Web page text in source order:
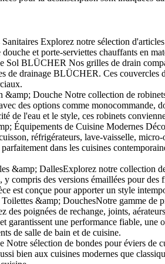
Explorez notre sélection
et porte-serviettes chauffants en
Sol BLÜCHER Nos grilles de drain
de drainage BLÜCHER. Ces
Douche Notre collection de
des options comme
de l'eau et le style, ces robinets
Équipements de Cuisine Modernes
réfrigérateurs, lave-vaisselle,
dans les cuisines
&amp; DallesExplorez notre collection
compris des versions émaillées pour
est conçue pour apporter un style
&amp; DouchesNotre gamme de
des poignées de rechange, joints,
garantissent une performance fiable,
de salle de bain et de cuisine.
Notre sélection de bondes pour éviers de
bien aux cuisines modernes que